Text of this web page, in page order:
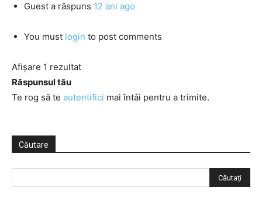
Guest a răspuns 12 ani ago
You must login to post comments
Afișare 1 rezultat
Răspunsul tău
Te rog să te autentifici mai întâi pentru a trimite.
Căutare